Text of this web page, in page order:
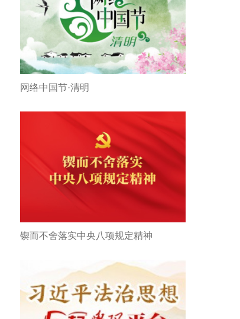
网络中国节·清明
锲而不舍落实中央八项规定精神